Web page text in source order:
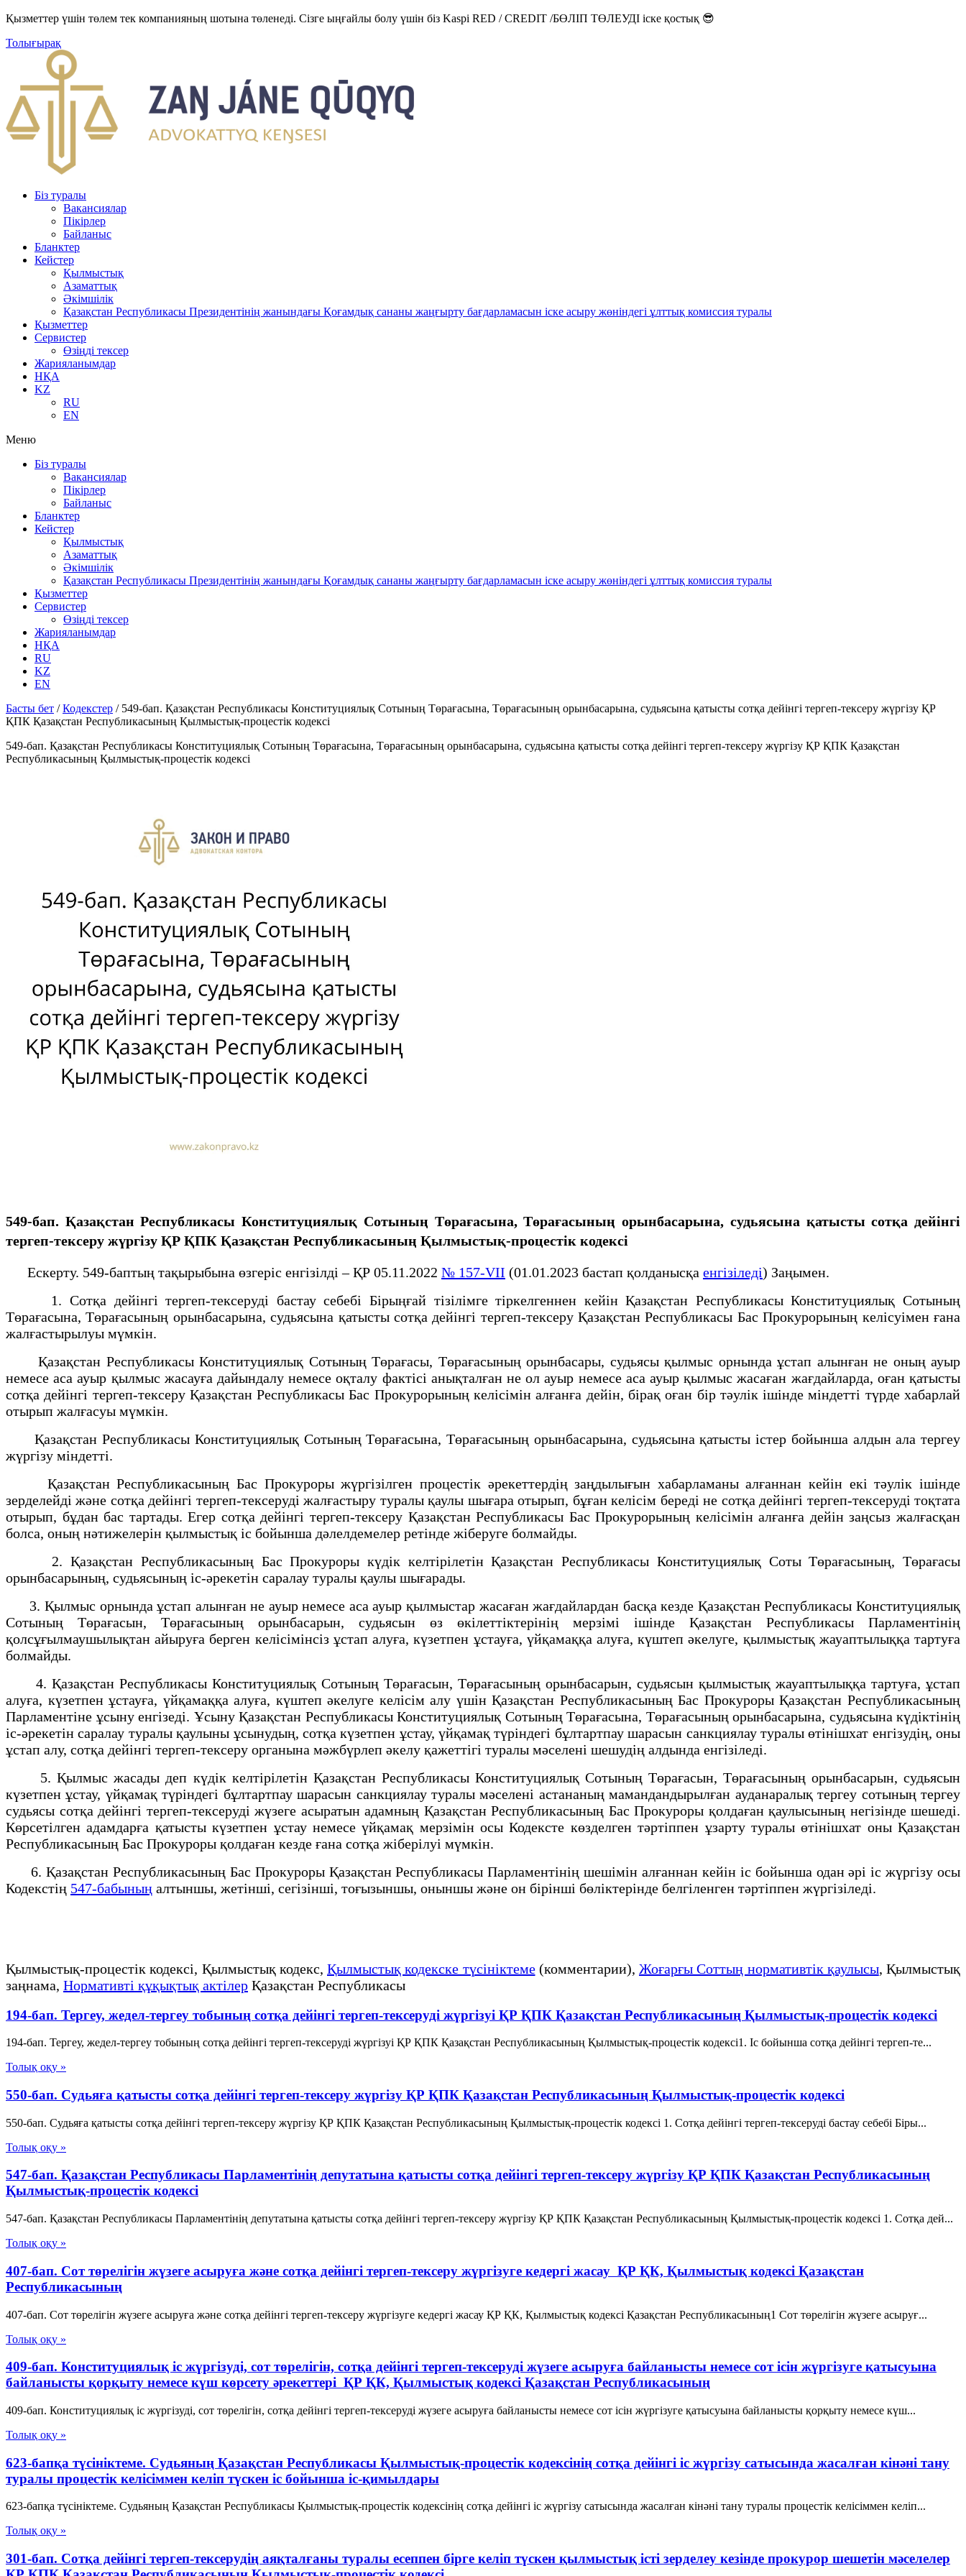
Қызметтер үшін төлем тек компанияның шотына төленеді. Сізге ыңғайлы болу үшін біз Kaspi RED / CREDIT /БӨЛІП ТӨЛЕУДІ іске қостық 😎
Толығырақ
Біз туралы
Вакансиялар
Пікірлер
Байланыс
Бланктер
Кейстер
Қылмыстық
Азаматтық
Әкімшілік
Қазақстан Республикасы Президентінің жанындағы Қоғамдық сананы жаңғырту бағдарламасын іске асыру жөніндегі ұлттық комиссия туралы
Қызметтер
Сервистер
Өзіңді тексер
Жарияланымдар
НҚА
KZ
RU
EN
Меню
Біз туралы
Вакансиялар
Пікірлер
Байланыс
Бланктер
Кейстер
Қылмыстық
Азаматтық
Әкімшілік
Қазақстан Республикасы Президентінің жанындағы Қоғамдық сананы жаңғырту бағдарламасын іске асыру жөніндегі ұлттық комиссия туралы
Қызметтер
Сервистер
Өзіңді тексер
Жарияланымдар
НҚА
RU
KZ
EN
Басты бет /Кодекстер / 549-бап. Қазақстан Республикасы Конституциялық Сотының Төрағасына, Төрағасының орынбасарына, судьясына қатысты сотқа дейінгі тергеп-тексеру жүргiзу ҚР
ҚПК Қазақстан Республикасының Қылмыстық-процестік кодексi
549-бап. Қазақстан Республикасы Конституциялық Сотының Төрағасына, Төрағасының орынбасарына, судьясына қатысты сотқа дейінгі тергеп-тексеру жүргiзу ҚР ҚПК Қазақстан
Республикасының Қылмыстық-процестік кодексi
549-бап. Қазақстан Республикасы Конституциялық Сотының Төрағасына, Төрағасының орынбасарына, судьясына қатысты сотқа дейінгі
тергеп-тексеру жүргiзу ҚР ҚПК Қазақстан Республикасының Қылмыстық-процестік кодексi
Ескерту. 549-баптың тақырыбына өзгеріс енгізілді – ҚР 05.11.2022 № 157-VII (01.01.2023 бастап қолданысқа енгізіледі) Заңымен.
1. Сотқа дейінгі тергеп-тексеруді бастау себебі Бірыңғай тізілімге тіркелгеннен кейін Қазақстан Республикасы Конституциялық Сотының
Төрағасына, Төрағасының орынбасарына, судьясына қатысты сотқа дейінгі тергеп-тексеру Қазақстан Республикасы Бас Прокурорының келісуімен ғана
жалғастырылуы мүмкін.
Қазақстан Республикасы Конституциялық Сотының Төрағасы, Төрағасының орынбасары, судьясы қылмыс орнында ұстап алынған не оның ауыр
немесе аса ауыр қылмыс жасауға дайындалу немесе оқталу фактісі анықталған не ол ауыр немесе аса ауыр қылмыс жасаған жағдайларда, оған қатысты
сотқа дейінгі тергеп-тексеру Қазақстан Республикасы Бас Прокурорының келісімін алғанға дейін, бірақ оған бір тәулік ішінде міндетті түрде хабарлай
отырып жалғасуы мүмкін.
Қазақстан Республикасы Конституциялық Сотының Төрағасына, Төрағасының орынбасарына, судьясына қатысты істер бойынша алдын ала тергеу
жүргізу міндетті.
Қазақстан Республикасының Бас Прокуроры жүргізілген процестік әрекеттердің заңдылығын хабарламаны алғаннан кейін екі тәулік ішінде
зерделейді және сотқа дейінгі тергеп-тексеруді жалғастыру туралы қаулы шығара отырып, бұған келісім береді не сотқа дейінгі тергеп-тексеруді тоқтата
отырып, бұдан бас тартады. Егер сотқа дейінгі тергеп-тексеру Қазақстан Республикасы Бас Прокурорының келісімін алғанға дейін заңсыз жалғасқан
болса, оның нәтижелерін қылмыстық іс бойынша дәлелдемелер ретінде жіберуге болмайды.
2. Қазақстан Республикасының Бас Прокуроры күдік келтірілетін Қазақстан Республикасы Конституциялық Соты Төрағасының, Төрағасы
орынбасарының, судьясының іс-әрекетін саралау туралы қаулы шығарады.
3. Қылмыс орнында ұстап алынған не ауыр немесе аса ауыр қылмыстар жасаған жағдайлардан басқа кезде Қазақстан Республикасы Конституциялық
Сотының Төрағасын, Төрағасының орынбасарын, судьясын өз өкiлеттiктерiнiң мерзiмi iшiнде Қазақстан Республикасы Парламентiнiң
қолсұғылмаушылықтан айыруға берген келiсiмiнсiз ұстап алуға, күзетпен ұстауға, үйқамаққа алуға, күштеп әкелуге, қылмыстық жауаптылыққа тартуға
болмайды.
4. Қазақстан Республикасы Конституциялық Сотының Төрағасын, Төрағасының орынбасарын, судьясын қылмыстық жауаптылыққа тартуға, ұстап
алуға, күзетпен ұстауға, үйқамаққа алуға, күштеп әкелуге келiсiм алу үшiн Қазақстан Республикасының Бас Прокуроры Қазақстан Республикасының
Парламентiне ұсыну енгiзедi. Ұсыну Қазақстан Республикасы Конституциялық Сотының Төрағасына, Төрағасының орынбасарына, судьясына күдіктінің
іс-әрекетін саралау туралы қаулыны ұсынудың, сотқа күзетпен ұстау, үйқамақ түріндегі бұлтартпау шарасын санкциялау туралы өтінішхат енгізудің, оны
ұстап алу, сотқа дейінгі тергеп-тексеру органына мәжбүрлеп әкелу қажеттігі туралы мәселені шешудің алдында енгізіледі.
5. Қылмыс жасады деп күдік келтірілетін Қазақстан Республикасы Конституциялық Сотының Төрағасын, Төрағасының орынбасарын, судьясын
күзетпен ұстау, үйқамақ түріндегі бұлтартпау шарасын санкциялау туралы мәселені астананың мамандандырылған ауданаралық тергеу сотының тергеу
судьясы сотқа дейінгі тергеп-тексеруді жүзеге асыратын адамның Қазақстан Республикасының Бас Прокуроры қолдаған қаулысының негізінде шешеді.
Көрсетілген адамдарға қатысты күзетпен ұстау немесе үйқамақ мерзімін осы Кодексте көзделген тәртіппен ұзарту туралы өтінішхат оны Қазақстан
Республикасының Бас Прокуроры қолдаған кезде ғана сотқа жіберілуі мүмкін.
6. Қазақстан Республикасының Бас Прокуроры Қазақстан Республикасы Парламентiнiң шешiмiн алғаннан кейін iс бойынша одан әрі iс жүргiзу осы
Кодекстiң 547-бабының алтыншы, жетiншi, сегiзiншi, тоғызыншы, оныншы және он бірінші бөлiктерiнде белгiленген тәртiппен жүргiзiледi.
Қылмыстық-процестік кодексi, Қылмыстық кодекс, Қылмыстық кодекске түсініктеме(комментарии), Жоғарғы Соттың нормативтік қаулысы, Қылмыстық
заңнама, Нормативті құқықтық актілер Қазақстан Республикасы
194-бап. Тергеу, жедел-тергеу тобының сотқа дейінгі тергеп-тексеруді жүргізуі ҚР ҚПК Қазақстан Республикасының Қылмыстық-процестік кодексi
194-бап. Тергеу, жедел-тергеу тобының сотқа дейінгі тергеп-тексеруді жүргізуі ҚР ҚПК Қазақстан Республикасының Қылмыстық-процестік кодексi1. Іс бойынша сотқа дейінгі тергеп-те...
Толық оқу »
550-бап. Судьяға қатысты сотқа дейінгі тергеп-тексеру жүргізу ҚР ҚПК Қазақстан Республикасының Қылмыстық-процестік кодексi
550-бап. Судьяға қатысты сотқа дейінгі тергеп-тексеру жүргізу ҚР ҚПК Қазақстан Республикасының Қылмыстық-процестік кодексi 1. Сотқа дейінгі тергеп-тексеруді бастау себебі Біры...
Толық оқу »
547-бап. Қазақстан Республикасы Парламентiнiң депутатына қатысты сотқа дейінгі тергеп-тексеру жүргiзу ҚР ҚПК Қазақстан Республикасының
Қылмыстық-процестік кодексi
547-бап. Қазақстан Республикасы Парламентiнiң депутатына қатысты сотқа дейінгі тергеп-тексеру жүргiзу ҚР ҚПК Қазақстан Республикасының Қылмыстық-процестік кодексi 1. Сотқа дей...
Толық оқу »
407-бап. Сот төрелiгiн жүзеге асыруға және сотқа дейінгі тергеп-тексеру жүргiзуге кедергi жасау ҚР ҚК, Қылмыстық кодексi Қазақстан
Республикасының
407-бап. Сот төрелiгiн жүзеге асыруға және сотқа дейінгі тергеп-тексеру жүргiзуге кедергi жасау ҚР ҚК, Қылмыстық кодексi Қазақстан Республикасының1 Сот төрелiгiн жүзеге асыруғ...
Толық оқу »
409-бап. Конституциялық іс жүргізуді, сот төрелігін, сотқа дейінгі тергеп-тексерудi жүзеге асыруға байланысты немесе сот ісін жүргізуге қатысуына
байланысты қорқыту немесе күш көрсету әрекеттерi ҚР ҚК, Қылмыстық кодексi Қазақстан Республикасының
409-бап. Конституциялық іс жүргізуді, сот төрелігін, сотқа дейінгі тергеп-тексерудi жүзеге асыруға байланысты немесе сот ісін жүргізуге қатысуына байланысты қорқыту немесе күш...
Толық оқу »
623-бапқа түсініктеме. Судьяның Қазақстан Республикасы Қылмыстық-процестік кодексінің сотқа дейінгі іс жүргізу сатысында жасалған кінәні тану
туралы процестік келісіммен келіп түскен іс бойынша іс-қимылдары
623-бапқа түсініктеме. Судьяның Қазақстан Республикасы Қылмыстық-процестік кодексінің сотқа дейінгі іс жүргізу сатысында жасалған кінәні тану туралы процестік келісіммен келіп...
Толық оқу »
301-бап. Сотқа дейінгі тергеп-тексерудің аяқталғаны туралы есеппен бірге келіп түскен қылмыстық істі зерделеу кезінде прокурор шешетін мәселелер